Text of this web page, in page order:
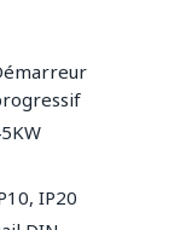
IP20